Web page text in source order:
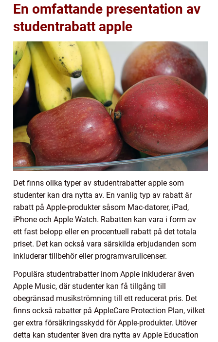
En omfattande presentation av
studentrabatt apple
Det finns olika typer av studentrabatter apple som
studenter kan dra nytta av. En vanlig typ av rabatt är
rabatt på Apple-produkter såsom Mac-datorer, iPad,
iPhone och Apple Watch. Rabatten kan vara i form av
ett fast belopp eller en procentuell rabatt på det totala
priset. Det kan också vara särskilda erbjudanden som
inkluderar tillbehör eller programvarulicenser.
Populära studentrabatter inom Apple inkluderar även
Apple Music, där studenter kan få tillgång till
obegränsad musikströmning till ett reducerat pris. Det
finns också rabatter på AppleCare Protection Plan, vilket
ger extra försäkringsskydd för Apple-produkter. Utöver
detta kan studenter även dra nytta av Apple Education